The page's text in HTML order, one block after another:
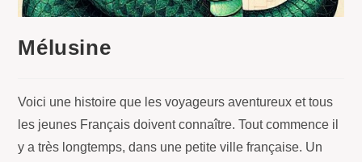
Mélusine
Voici une histoire que les voyageurs aventureux et tous
les jeunes Français doivent connaître. Tout commence il
y a très longtemps, dans une petite ville française. Un